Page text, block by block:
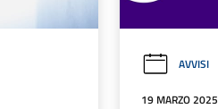
AVVISI
19 MARZO 2025